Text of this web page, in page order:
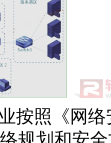
按照《网